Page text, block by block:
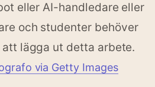
eller AI-handledare eller
och studenter behöver
lägga ut detta arbete.
via Getty Images